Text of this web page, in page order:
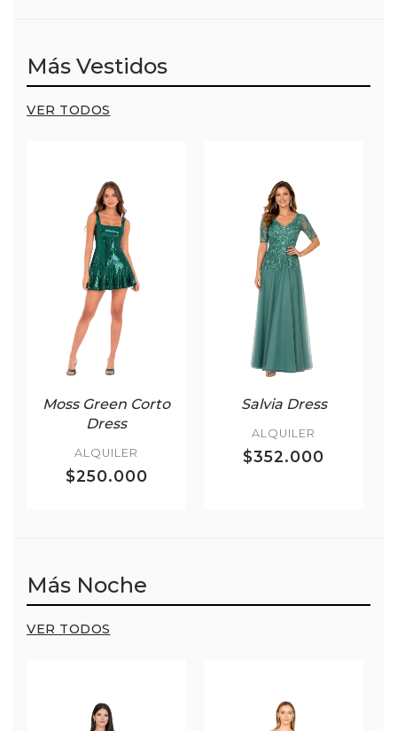
Más Vestidos
VER TODOS
Moss Green Corto
Dress
ALQUILER
$250.000
Salvia Dress
ALQUILER
$352.000
Más Noche
VER TODOS